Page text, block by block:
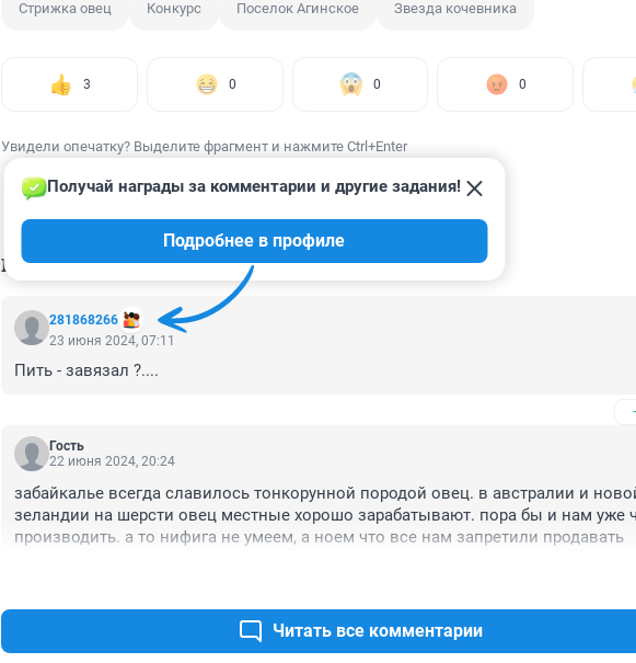
Стрижка овец Конкурс Поселок Агинское Звезда кочевника
3 0 0 0
Увидели опечатку? Выделите фрагмент и нажмите Ctrl+Enter
КОММЕНТАРИИ 7
281868266
Получай награды за комментарии и другие задания!
Подробнее в профиле
23 июня 2024, 07:11
Пить - завязал ?....
Гость
22 июня 2024, 20:24
забайкалье всегда славилось тонкорунной породой овец. в австралии и
зеландии на шерсти овец местные хорошо зарабатывают. пора бы и нам уже
производить. а то нифига не умеем, а ноем что все нам запретили продавать
Читать все комментарии